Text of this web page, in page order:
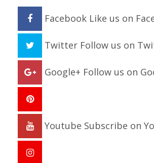
Facebook Like us on
Twitter Follow us on
Google+ Follow us on
Youtube Subscribe on